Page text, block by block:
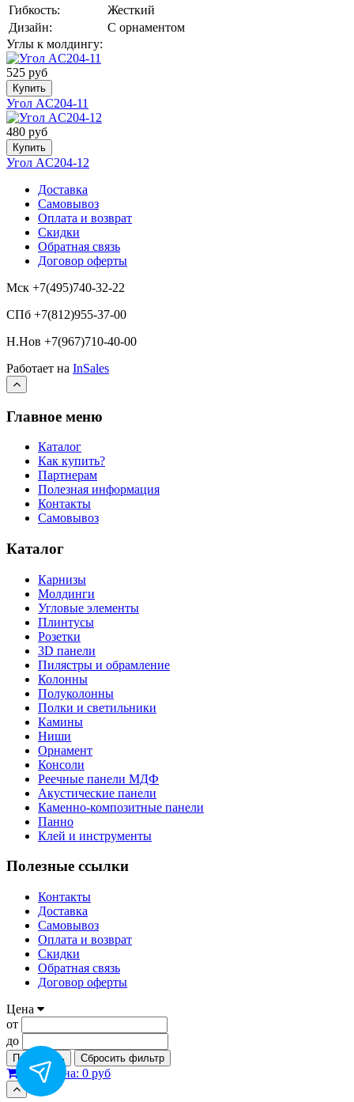
Гибкость:
Жесткий
Дизайн:
С орнаментом
Углы к молдингу:
525 руб
Купить
Угол AC204-11
480 руб
Купить
Угол AC204-12
Доставка
Самовывоз
Оплата и возврат
Скидки
Обратная связь
Договор оферты
Мск +7(495)740-32-22
СПб +7(812)955-37-00
Н.Нов +7(967)710-40-00
Работает на InSales
Главное меню
Каталог
Как купить?
Партнерам
Полезная информация
Контакты
Самовывоз
Каталог
Карнизы
Молдинги
Угловые элементы
Плинтусы
Розетки
3D панели
Пилястры и обрамление
Колонны
Полуколонны
Полки и светильники
Камины
Ниши
Орнамент
Консоли
Реечные панели МДФ
Акустические панели
Каменно-композитные панели
Панно
Клей и инструменты
Полезные ссылки
Контакты
Доставка
Самовывоз
Оплата и возврат
Скидки
Обратная связь
Договор оферты
Цена
от
до
Применить Сбросить фильтр
0Корзина: 0 руб